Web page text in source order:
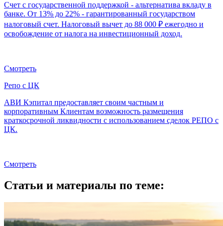
Счет с государственной поддержкой - альтернатива вкладу в
банке. От 13% до 22% - гарантированный государством
налоговый счет. Налоговый вычет до 88 000 ₽ ежегодно и
освобождение от налога на инвестиционный доход.
Смотреть
Репо с ЦК
АВИ Кэпитал предоставляет своим частным и
корпоративным Клиентам возможность размещения
краткосрочной ликвидности с использованием сделок РЕПО с
ЦК.
Смотреть
Статьи и материалы по теме: